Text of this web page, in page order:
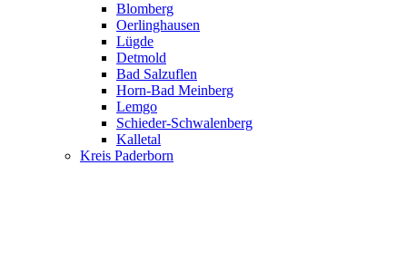
Blomberg
Oerlinghausen
Lügde
Detmold
Bad Salzuflen
Horn-Bad Meinberg
Lemgo
Schieder-Schwalenberg
Kalletal
Kreis Paderborn